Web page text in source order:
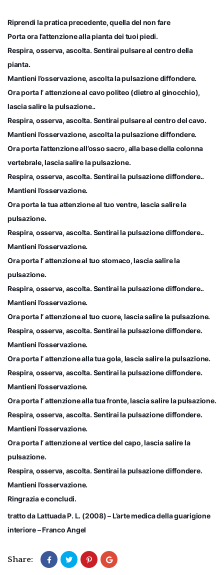
Riprendi la pratica precedente, quella del non fare
Porta ora l’attenzione alla pianta dei tuoi piedi.
Respira, osserva, ascolta. Sentirai pulsare al centro della
pianta.
Mantieni l’osservazione, ascolta la pulsazione diffondere.
Ora porta l’ attenzione al cavo politeo (dietro al ginocchio),
lascia salire la pulsazione..
Respira, osserva, ascolta. Sentirai pulsare al centro del cavo.
Mantieni l’osservazione, ascolta la pulsazione diffondere.
Ora porta l’attenzione all’osso sacro, alla base della colonna
vertebrale, lascia salire la pulsazione.
Respira, osserva, ascolta. Sentirai la pulsazione diffondere..
Mantieni l’osservazione.
Ora porta la tua attenzione al tuo ventre, lascia salire la
pulsazione.
Respira, osserva, ascolta. Sentirai la pulsazione diffondere..
Mantieni l’osservazione.
Ora porta l’ attenzione al tuo stomaco, lascia salire la
pulsazione.
Respira, osserva, ascolta. Sentirai la pulsazione diffondere..
Mantieni l’osservazione.
Ora porta l’ attenzione al tuo cuore, lascia salire la pulsazione.
Respira, osserva, ascolta. Sentirai la pulsazione diffondere.
Mantieni l’osservazione.
Ora porta l’ attenzione alla tua gola, lascia salire la pulsazione.
Respira, osserva, ascolta. Sentirai la pulsazione diffondere.
Mantieni l’osservazione.
Ora porta l’ attenzione alla tua fronte, lascia salire la pulsazione.
Respira, osserva, ascolta. Sentirai la pulsazione diffondere.
Mantieni l’osservazione.
Ora porta l’ attenzione al vertice del capo, lascia salire la
pulsazione.
Respira, osserva, ascolta. Sentirai la pulsazione diffondere.
Mantieni l’osservazione.
Ringrazia e concludi.
tratto da Lattuada P. L. (2008) – L’arte medica della guarigione
interiore – Franco Angel
Share: